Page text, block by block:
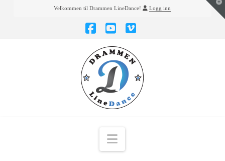
Velkommen til Drammen LineDance! Logg inn
Navigation